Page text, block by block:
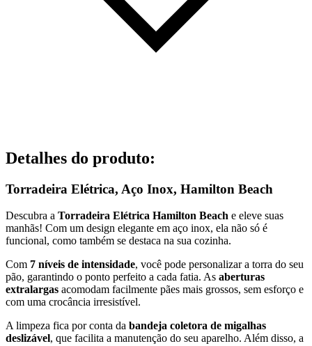
Detalhes do produto:
Torradeira Elétrica, Aço Inox, Hamilton Beach
Descubra a Torradeira Elétrica Hamilton Beach e eleve suas
manhãs! Com um design elegante em aço inox, ela não só é
funcional, como também se destaca na sua cozinha.
Com 7 níveis de intensidade, você pode personalizar a torra do seu
pão, garantindo o ponto perfeito a cada fatia. As aberturas
extralargas acomodam facilmente pães mais grossos, sem esforço e
com uma crocância irresistível.
A limpeza fica por conta da bandeja coletora de migalhas
deslizável, que facilita a manutenção do seu aparelho. Além disso, a